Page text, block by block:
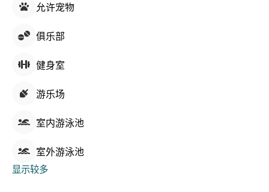
允许宠物
俱乐部
健身室
游乐场
室内游泳池
室外游泳池
显示较多